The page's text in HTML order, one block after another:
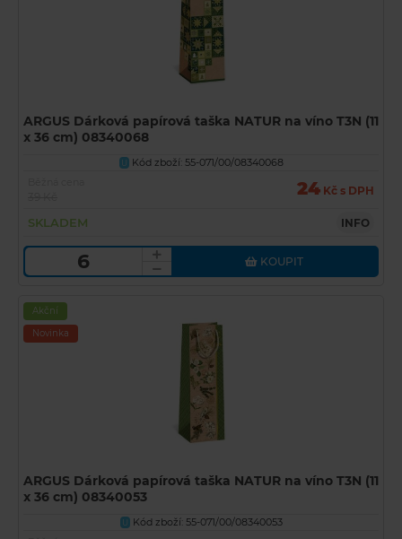
ARGUS Dárková papírová taška NATUR na víno T3N (11
x 36 cm) 08340068
U Kód zboží: 55-071/00/08340068
24 Kč s DPH
SKLADEM INFO
KOUPIT
Akční
Novinka
ARGUS Dárková papírová taška NATUR na víno T3N (11
x 36 cm) 08340053
U Kód zboží: 55-071/00/08340053